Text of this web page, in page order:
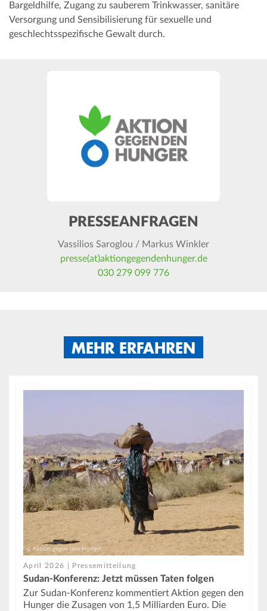
Bargeldhilfe, Zugang zu sauberem Trinkwasser, sanitäre
Versorgung und Sensibilisierung für sexuelle und
geschlechtsspezifische Gewalt durch.
PRESSEANFRAGEN
Vassilios Saroglou / Markus Winkler
presse(at)aktiongegendenhunger.de
030 279 099 776
MEHR ERFAHREN
© Aktion gegen den Hunger
April 2026 | Pressemitteilung
Sudan-Konferenz: Jetzt müssen Taten folgen
Zur Sudan‑Konferenz kommentiert Aktion gegen den
Hunger die Zusagen von 1,5 Milliarden Euro. Die